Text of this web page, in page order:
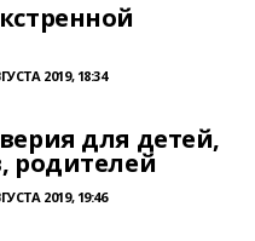
2019, 18:34
для детей,
родителей
2019, 19:46